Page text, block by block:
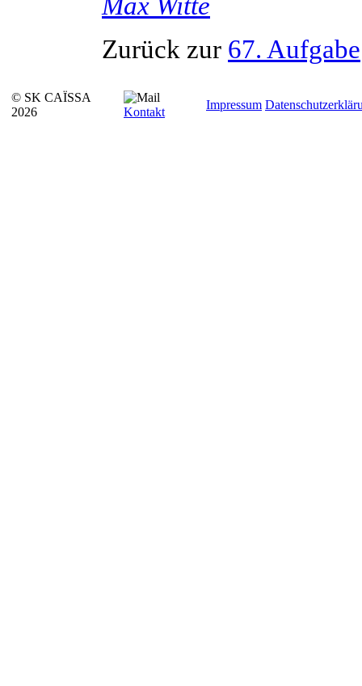
Zurück zur 67. Aufgabe
© SK CAÏSSA
2026
Kontakt
Impressum